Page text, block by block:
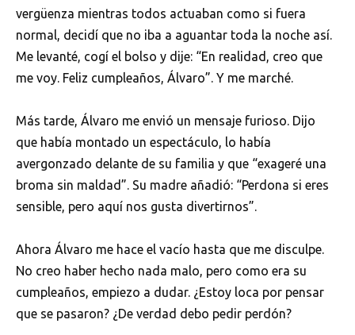
vergüenza mientras todos actuaban como si fuera
normal, decidí que no iba a aguantar toda la noche así.
Me levanté, cogí el bolso y dije: “En realidad, creo que
me voy. Feliz cumpleaños, Álvaro”. Y me marché.
Más tarde, Álvaro me envió un mensaje furioso. Dijo
que había montado un espectáculo, lo había
avergonzado delante de su familia y que “exageré una
broma sin maldad”. Su madre añadió: “Perdona si eres
sensible, pero aquí nos gusta divertirnos”.
Ahora Álvaro me hace el vacío hasta que me disculpe.
No creo haber hecho nada malo, pero como era su
cumpleaños, empiezo a dudar. ¿Estoy loca por pensar
que se pasaron? ¿De verdad debo pedir perdón?